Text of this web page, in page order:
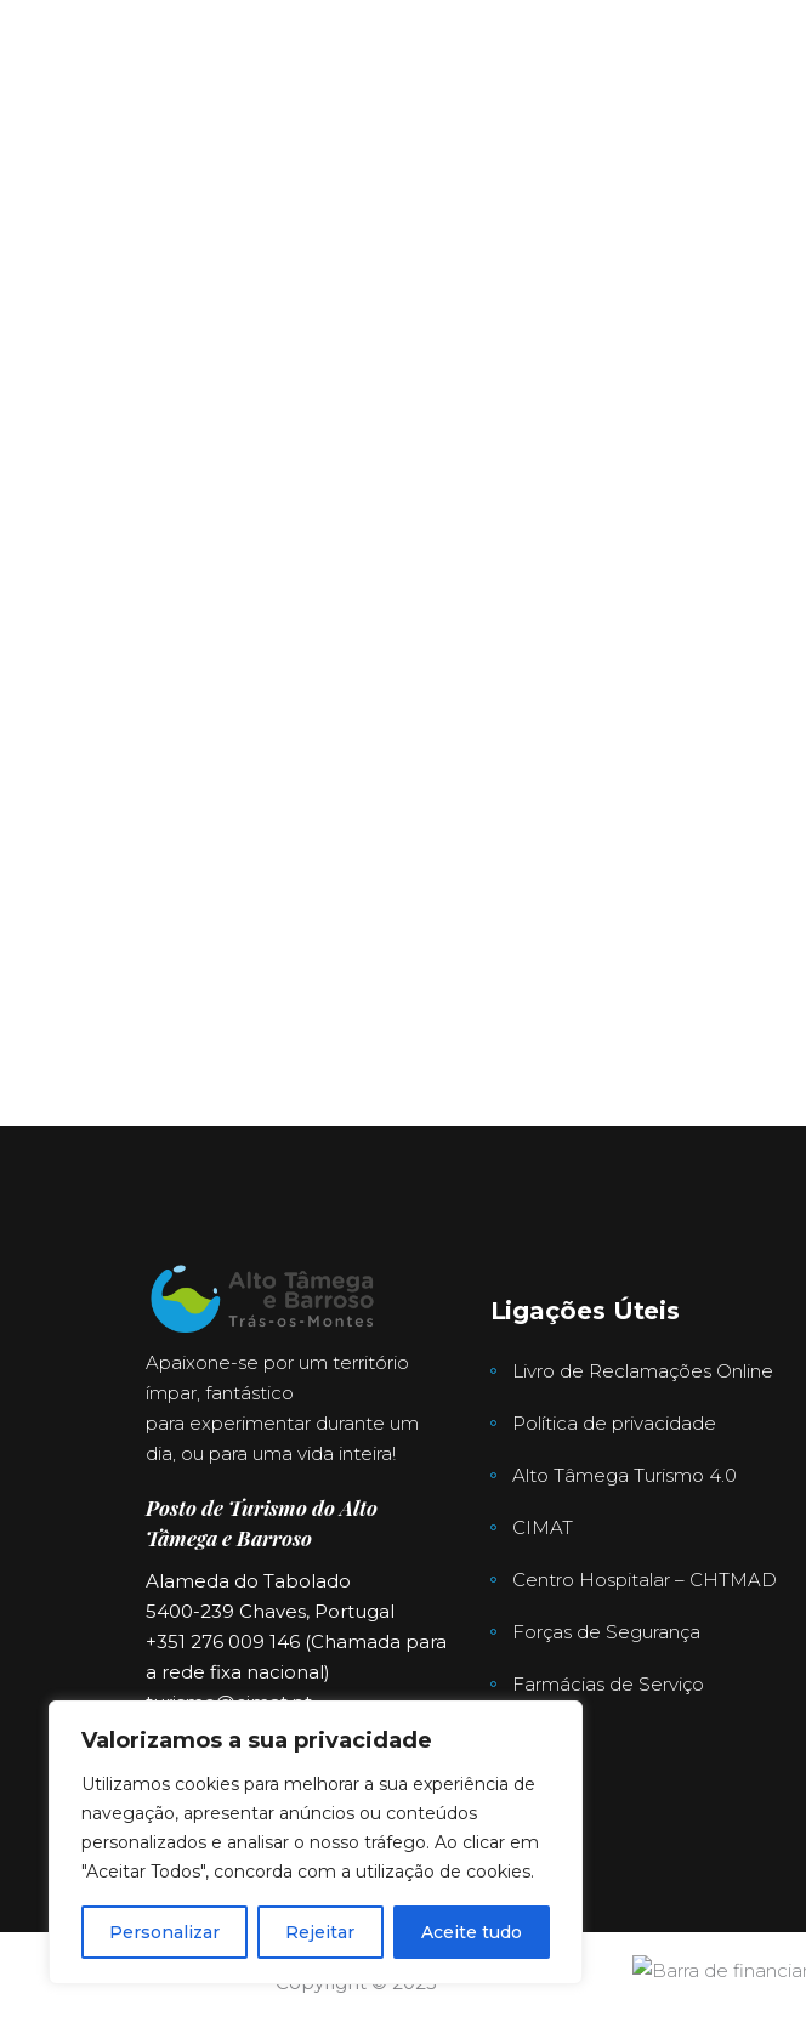
Valorizamos a sua privacidade
Utilizamos cookies para melhorar a sua experiência de
navegação, apresentar anúncios ou conteúdos
personalizados e analisar o nosso tráfego. Ao clicar em
"Aceitar Todos", concorda com a utilização de cookies.
Personalizar Rejeitar Aceite tudo
Apaixone-se por um território
ímpar, fantástico
para experimentar durante um
dia, ou para uma vida inteira!
Posto de Turismo do Alto
Tâmega e Barroso
Alameda do Tabolado
5400-239 Chaves, Portugal
+351 276 009 146 (Chamada para
a rede fixa nacional)
turismo@cimat.pt
Ligações Úteis
Livro de Reclamações Online
Política de privacidade
Alto Tâmega Turismo 4.0
CIMAT
Centro Hospitalar – CHTMAD
Forças de Segurança
Farmácias de Serviço
Copyright © 2023